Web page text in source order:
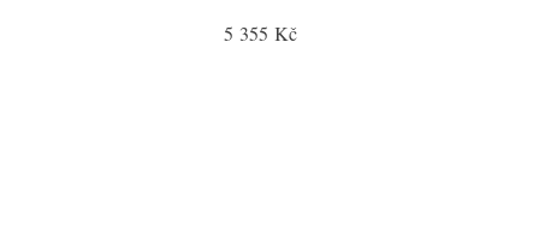
5 355 Kč